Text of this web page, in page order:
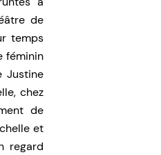
de
temps
féminin
Justine
chez
de
et
regard